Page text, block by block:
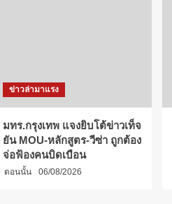
ข่าวล่ามาแรง
มทร.กรุงเทพ แจงยิบโต้ข่าวเท็จ
ยัน MOU-หลักสูตร-วีซ่า ถูกต้อง
จ่อฟ้องคนบิดเบือน
ตอนนั้น 06/08/2026